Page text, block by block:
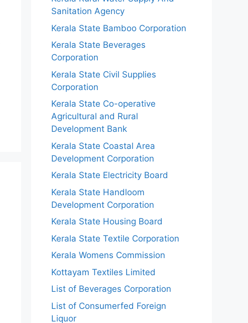
Sanitation Agency
Kerala State Bamboo Corporation
Kerala State Beverages
Corporation
Kerala State Civil Supplies
Corporation
Kerala State Co-operative
Agricultural and Rural
Development Bank
Kerala State Coastal Area
Development Corporation
Kerala State Electricity Board
Kerala State Handloom
Development Corporation
Kerala State Housing Board
Kerala State Textile Corporation
Kerala Womens Commission
Kottayam Textiles Limited
List of Beverages Corporation
List of Consumerfed Foreign
Liquor